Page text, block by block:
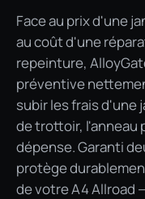
Face au prix d'une
au coût d'une
repeinture,
préventive
subir les frais d'une
de trottoir, l'anneau
dépense. Garanti
protège
de votre A4 Allroad